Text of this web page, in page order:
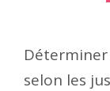
selon les